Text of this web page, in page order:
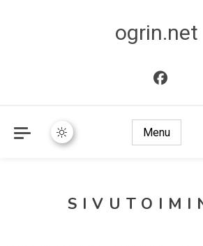
ogrin.net
Menu